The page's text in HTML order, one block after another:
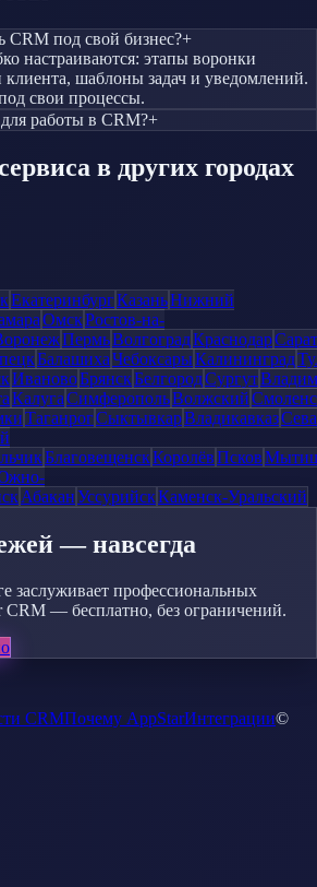
под свой бизнес?+
настраиваются: этапы воронки
шаблоны задач и уведомлений.
свои процессы.
работы в CRM?+
в других городах
ЕкатеринбургКазаньНижний
ОмскРостов-на-
ПермьВолгоградКраснодар
БалашихаЧебоксарыКалининград
ИвановоБрянскБелгородСургут
КалугаСимферопольВолжский
ТаганрогСыктывкарВладикавказ
БлаговещенскКоролёвПсков
АбаканУссурийскКаменск-Уральский
— навсегда
заслуживает профессиональных
CRM — бесплатно, без ограничений.
CRMПочему AppStarИнтеграции©